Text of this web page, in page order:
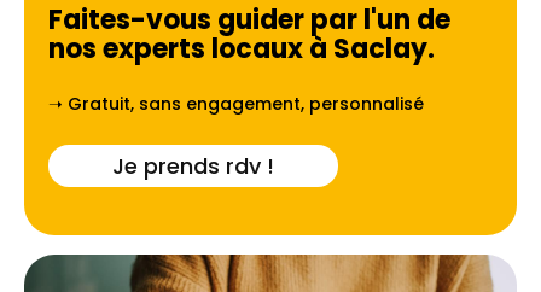
Faites-vous guider par l'un de
nos experts locaux à Saclay.
➝ Gratuit, sans engagement, personnalisé
Je prends rdv !